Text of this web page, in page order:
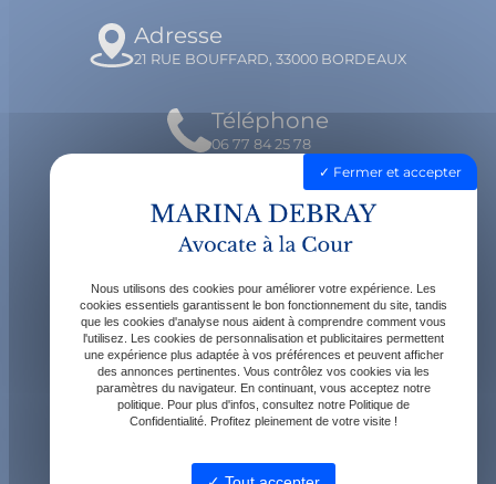
Adresse
21 RUE BOUFFARD, 33000 BORDEAUX
Téléphone
06 77 84 25 78
Email
contact@avocatdebray.fr
Horaires
Lundi - Vendredi : 9h - 19h
Fermer et accepter
Nous utilisons des cookies pour améliorer votre expérience. Les
cookies essentiels garantissent le bon fonctionnement du site, tandis
que les cookies d'analyse nous aident à comprendre comment vous
l'utilisez. Les cookies de personnalisation et publicitaires permettent
une expérience plus adaptée à vos préférences et peuvent afficher
des annonces pertinentes. Vous contrôlez vos cookies via les
paramètres du navigateur. En continuant, vous acceptez notre
politique. Pour plus d'infos, consultez notre Politique de
Confidentialité. Profitez pleinement de votre visite !